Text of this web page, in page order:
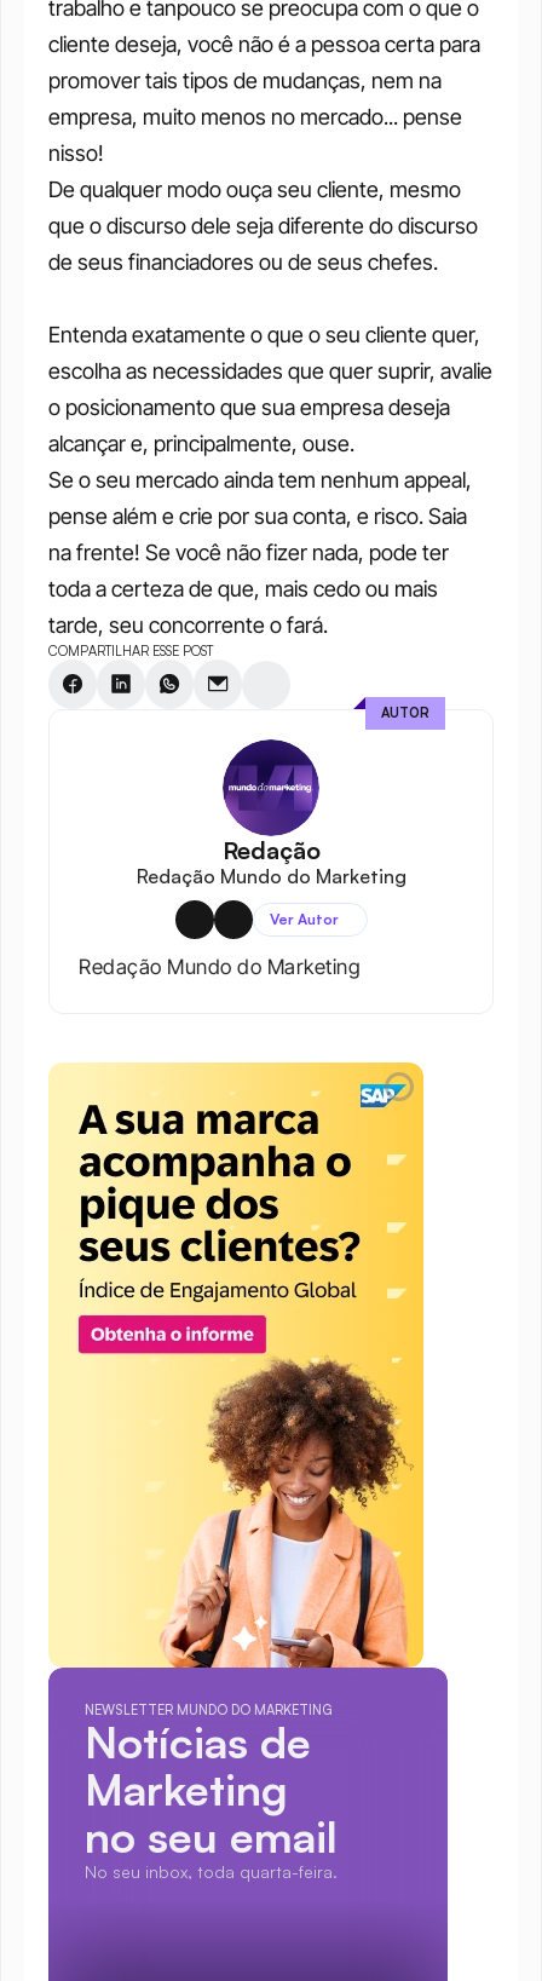
trabalho e tanpouco se preocupa com o que o
cliente deseja, você não é a pessoa certa para
promover tais tipos de mudanças, nem na
empresa, muito menos no mercado... pense
nisso!
De qualquer modo ouça seu cliente, mesmo
que o discurso dele seja diferente do discurso
de seus financiadores ou de seus chefes.
Entenda exatamente o que o seu cliente quer,
escolha as necessidades que quer suprir, avalie
o posicionamento que sua empresa deseja
alcançar e, principalmente, ouse.
Se o seu mercado ainda tem nenhum appeal,
pense além e crie por sua conta, e risco. Saia
na frente! Se você não fizer nada, pode ter
toda a certeza de que, mais cedo ou mais
tarde, seu concorrente o fará.
COMPARTILHAR ESSE POST
Redação
Redação Mundo do Marketing
Ver Autor
Redação Mundo do Marketing
AUTOR
NEWSLETTER MUNDO DO MARKETING
Notícias de
Marketing
no seu email
No seu inbox, toda quarta-feira.